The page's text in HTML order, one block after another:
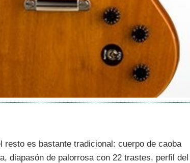
resto es bastante tradicional: cuerpo de caoba
diapasón de palorrosa con 22 trastes, perfil del